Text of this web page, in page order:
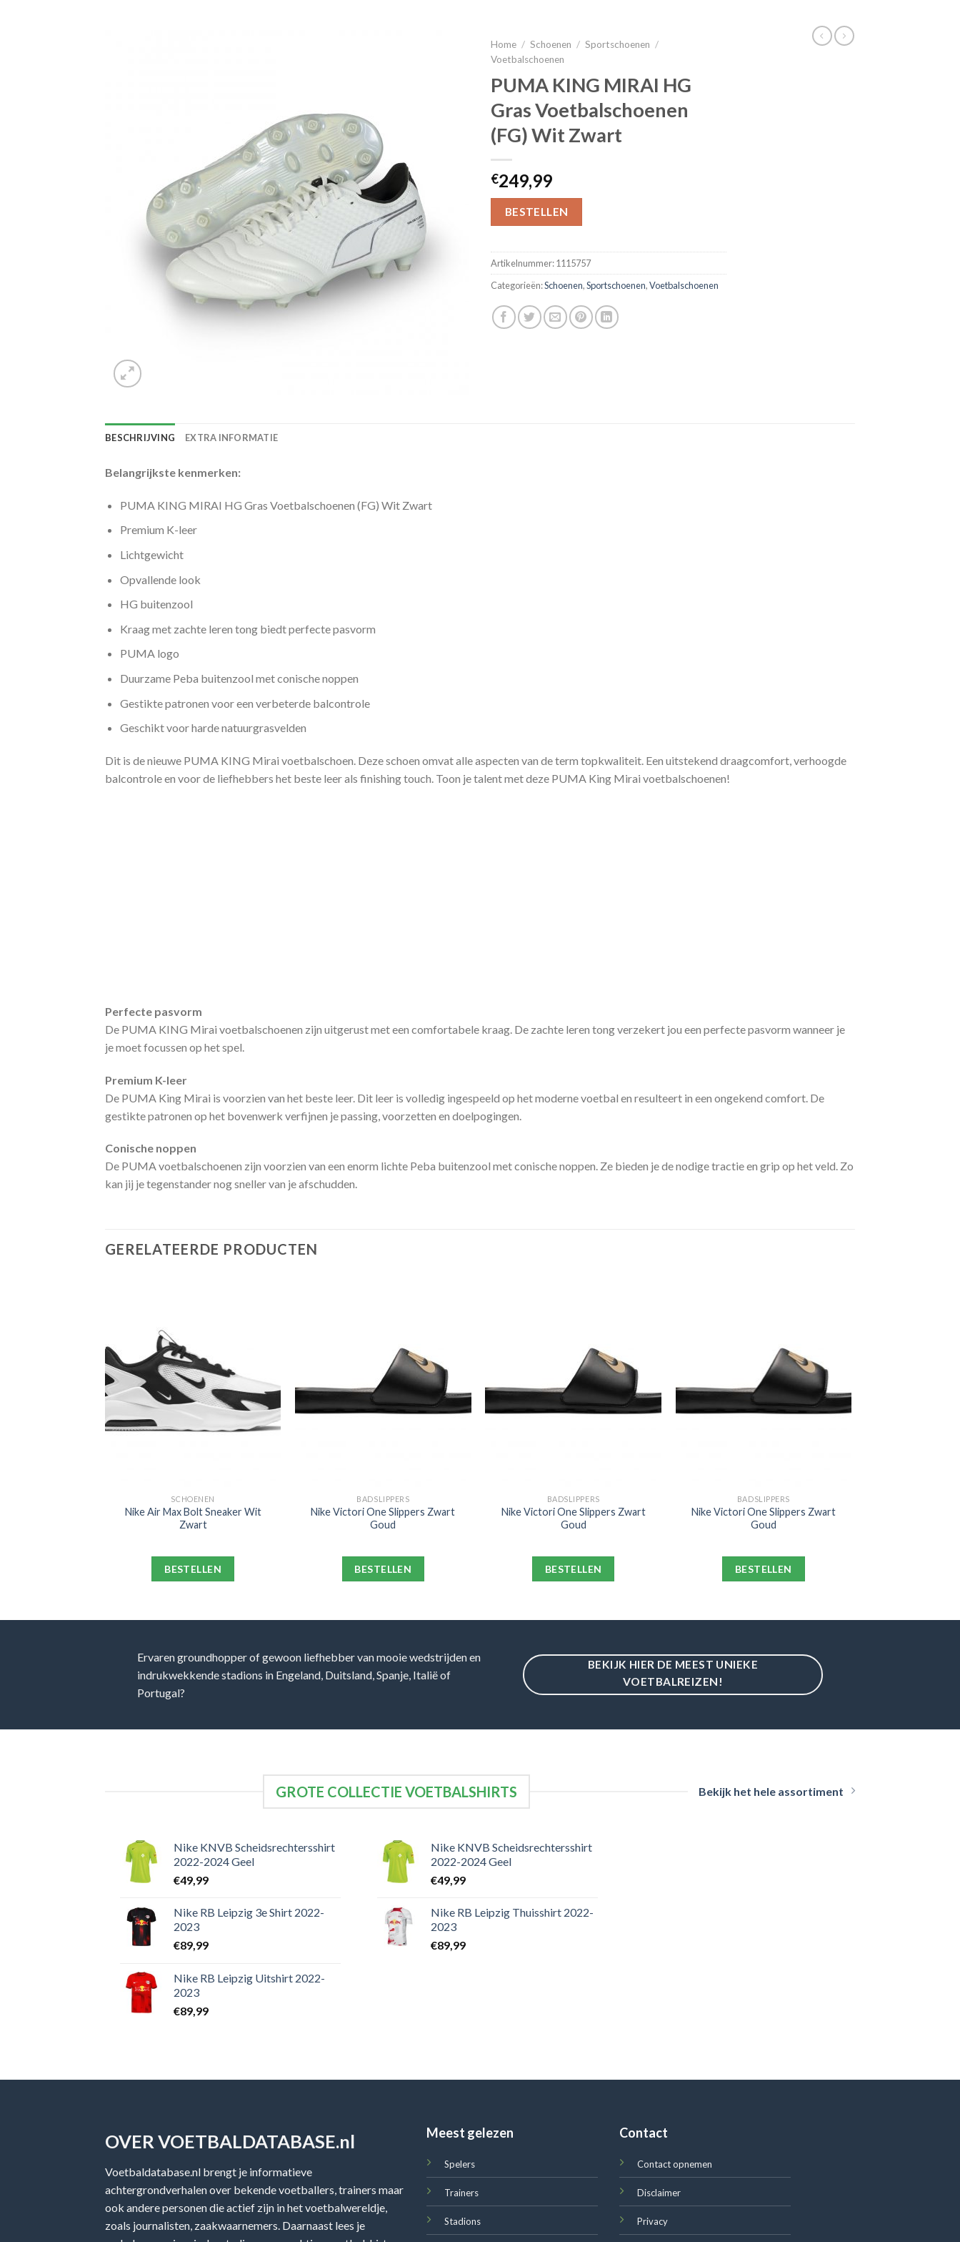
Home / Schoenen / Sportschoenen /
Voetbalschoenen
PUMA KING MIRAI HG
Gras Voetbalschoenen
(FG) Wit Zwart
€249,99
BESTELLEN
Artikelnummer:1115757
Categorieën:Schoenen,Sportschoenen,Voetbalschoenen
BESCHRIJVING EXTRA INFORMATIE
Belangrijkste kenmerken:
PUMA KING MIRAI HG Gras Voetbalschoenen (FG) Wit Zwart
Premium K-leer
Lichtgewicht
Opvallende look
HG buitenzool
Kraag met zachte leren tong biedt perfecte pasvorm
PUMA logo
Duurzame Peba buitenzool met conische noppen
Gestikte patronen voor een verbeterde balcontrole
Geschikt voor harde natuurgrasvelden
Dit is de nieuwe PUMA KING Mirai voetbalschoen. Deze schoen omvat alle aspecten van de term topkwaliteit. Een uitstekend draagcomfort, verhoogde
balcontrole en voor de liefhebbers het beste leer als finishing touch. Toon je talent met deze PUMA King Mirai voetbalschoenen!
Perfecte pasvorm
De PUMA KING Mirai voetbalschoenen zijn uitgerust met een comfortabele kraag. De zachte leren tong verzekert jou een perfecte pasvorm wanneer je
je moet focussen op het spel.
Premium K-leer
De PUMA King Mirai is voorzien van het beste leer. Dit leer is volledig ingespeeld op het moderne voetbal en resulteert in een ongekend comfort. De
gestikte patronen op het bovenwerk verfijnen je passing, voorzetten en doelpogingen.
Conische noppen
De PUMA voetbalschoenen zijn voorzien van een enorm lichte Peba buitenzool met conische noppen. Ze bieden je de nodige tractie en grip op het veld. Zo
kan jij je tegenstander nog sneller van je afschudden.
GERELATEERDE PRODUCTEN
SCHOENEN
Nike Air Max Bolt Sneaker Wit
Zwart
BESTELLEN
BADSLIPPERS
Nike Victori One Slippers Zwart
Goud
BESTELLEN
BADSLIPPERS
Nike Victori One Slippers Zwart
Goud
BESTELLEN
BADSLIPPERS
Nike Victori One Slippers Zwart
Goud
BESTELLEN
Ervaren groundhopper of gewoon liefhebber van mooie wedstrijden en
indrukwekkende stadions in Engeland, Duitsland, Spanje, Italië of
Portugal?
BEKIJK HIER DE MEEST UNIEKE
VOETBALREIZEN!
GROTE COLLECTIE VOETBALSHIRTS Bekijk het hele assortiment
Nike KNVB Scheidsrechtersshirt
2022-2024 Geel
€49,99
Nike RB Leipzig 3e Shirt 2022-
2023
€89,99
Nike RB Leipzig Uitshirt 2022-
2023
€89,99
Nike KNVB Scheidsrechtersshirt
2022-2024 Geel
€49,99
Nike RB Leipzig Thuisshirt 2022-
2023
€89,99
OVER VOETBALDATABASE.nl
Voetbaldatabase.nl brengt je informatieve
achtergrondverhalen over bekende voetballers, trainers maar
ook andere personen die actief zijn in het voetbalwereldje,
zoals journalisten, zaakwaarnemers. Daarnaast lees je
Meest gelezen
Spelers
Trainers
Stadions
Contact
Contact opnemen
Disclaimer
Privacy